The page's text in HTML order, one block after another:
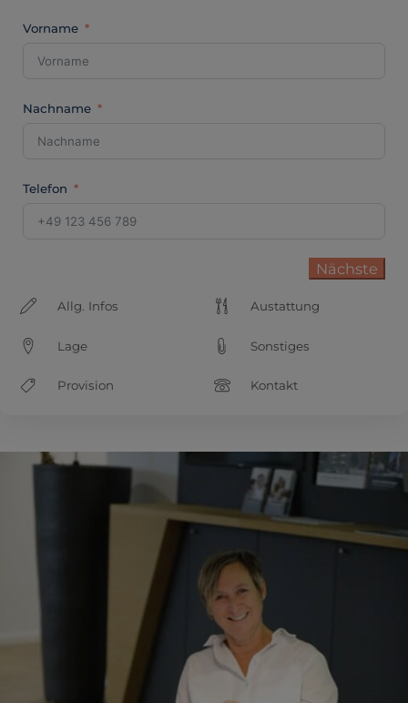
Vorname
Nachname
Telefon
Nächste
Allg. Infos Austattung
Lage Sonstiges
Provision Kontakt